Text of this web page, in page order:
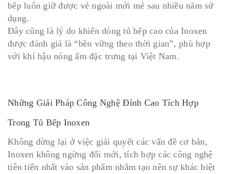
bếp luôn giữ được vẻ ngoài mới mẻ sau nhiều năm sử
dụng.
Đây cũng là lý do khiến dòng tủ bếp cao của Inoxen
được đánh giá là “bền vững theo thời gian”, phù hợp
với khí hậu nóng ẩm đặc trưng tại Việt Nam.
Những Giải Pháp Công Nghệ Đỉnh Cao Tích Hợp
Trong Tủ Bếp Inoxen
Không dừng lại ở việc giải quyết các vấn đề cơ bản,
Inoxen không ngừng đổi mới, tích hợp các công nghệ
tiên tiến nhất vào sản phẩm nhằm tạo nên sự khác biệt